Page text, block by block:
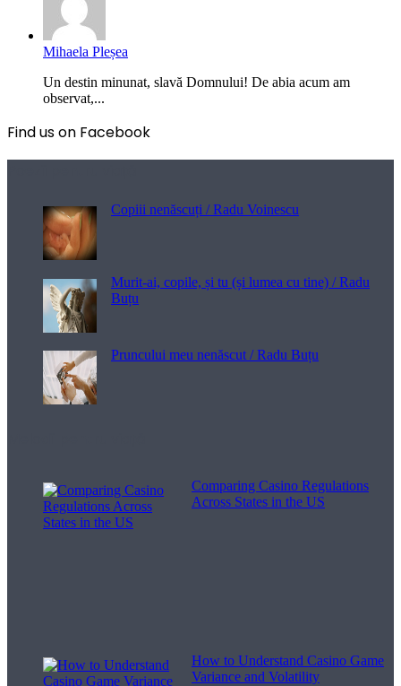
Mihaela Pleșea
Un destin minunat, slavă Domnului! De abia acum am
observat,...
Find us on Facebook
Copiii nenăscuți / Radu Voinescu
Murit-ai, copile, și tu (și lumea cu tine) / Radu
Buțu
Pruncului meu nenăscut / Radu Buțu
Comparing Casino Regulations
Across States in the US
How to Understand Casino Game
Variance and Volatility